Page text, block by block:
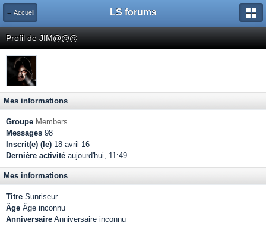
← Accueil LS forums
Profil de JIM@@@
Mes informations
Groupe Members
Messages 98
Inscrit(e) (le) 18-avril 16
Dernière activité aujourd'hui, 11:49
Mes informations
Titre Sunriseur
Âge Âge inconnu
Anniversaire Anniversaire inconnu